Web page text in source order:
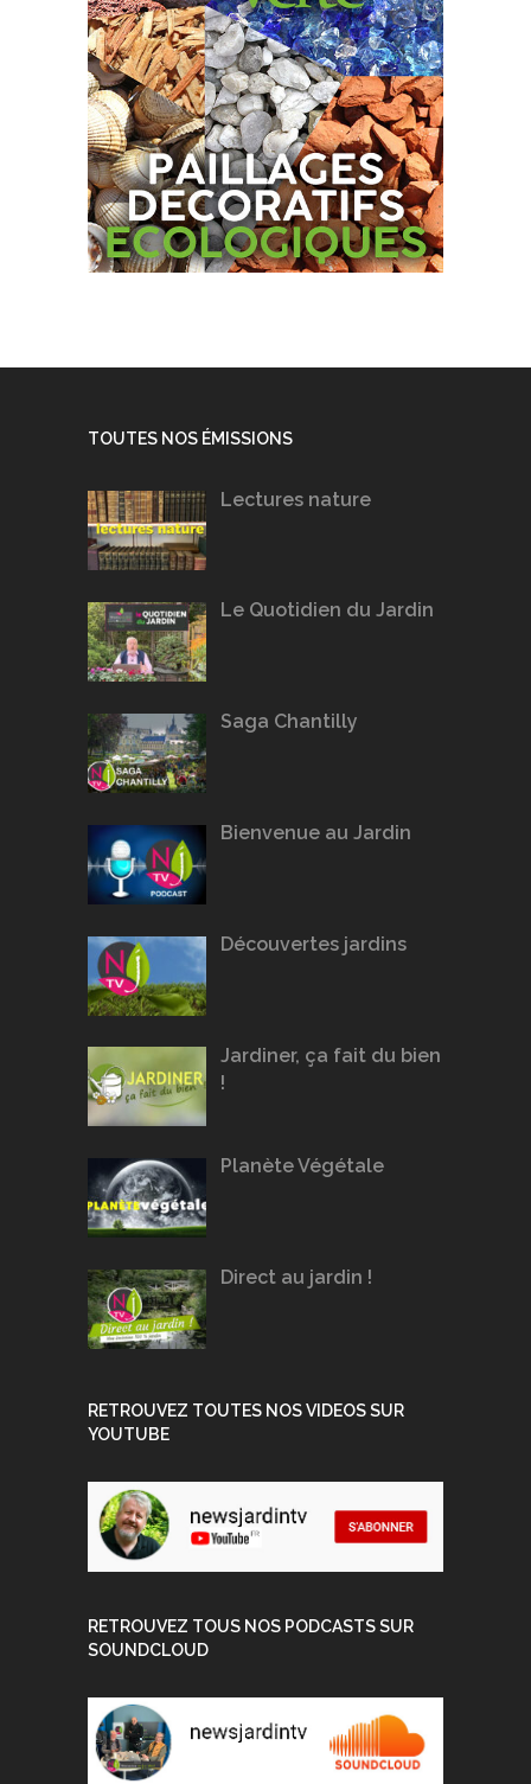
TOUTES NOS ÉMISSIONS
Lectures nature
Le Quotidien du Jardin
Saga Chantilly
Bienvenue au Jardin
Découvertes jardins
Jardiner, ça fait du bien
!
Planète Végétale
Direct au jardin !
RETROUVEZ TOUTES NOS VIDEOS SUR
YOUTUBE
RETROUVEZ TOUS NOS PODCASTS SUR
SOUNDCLOUD